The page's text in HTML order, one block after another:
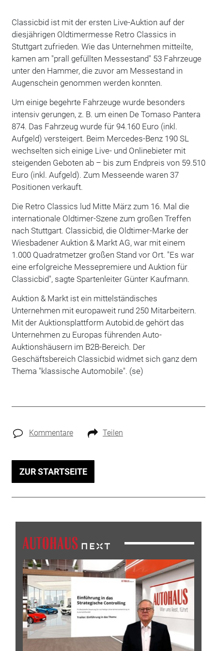
Classicbid ist mit der ersten Live-Auktion auf der
diesjährigen Oldtimermesse Retro Classics in
Stuttgart zufrieden. Wie das Unternehmen mitteilte,
kamen am "prall gefüllten Messestand" 53 Fahrzeuge
unter den Hammer, die zuvor am Messestand in
Augenschein genommen werden konnten.
Um einige begehrte Fahrzeuge wurde besonders
intensiv gerungen, z. B. um einen De Tomaso Pantera
874. Das Fahrzeug wurde für 94.160 Euro (inkl.
Aufgeld) versteigert. Beim Mercedes-Benz 190 SL
wechselten sich einige Live- und Onlinebieter mit
steigenden Geboten ab – bis zum Endpreis von 59.510
Euro (inkl. Aufgeld). Zum Messeende waren 37
Positionen verkauft.
Die Retro Classics lud Mitte März zum 16. Mal die
internationale Oldtimer-Szene zum großen Treffen
nach Stuttgart. Classicbid, die Oldtimer-Marke der
Wiesbadener Auktion & Markt AG, war mit einem
1.000 Quadratmetzer großen Stand vor Ort. "Es war
eine erfolgreiche Messepremiere und Auktion für
Classicbid", sagte Spartenleiter Günter Kaufmann.
Auktion & Markt ist ein mittelständisches
Unternehmen mit europaweit rund 250 Mitarbeitern.
Mit der Auktionsplattform Autobid.de gehört das
Unternehmen zu Europas führenden Auto-
Auktionshäusern im B2B-Bereich. Der
Geschäftsbereich Classicbid widmet sich ganz dem
Thema "klassische Automobile". (se)
Kommentare Teilen
ZUR STARTSEITE